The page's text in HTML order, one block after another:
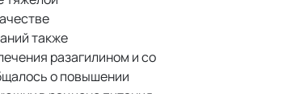
также
разагилином и со
о повышении